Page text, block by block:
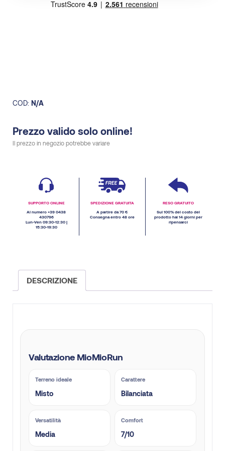
COD: N/A
Prezzo valido solo online!
Il prezzo in negozio potrebbe variare
SUPPORTO ONLINE
Al numero +39 0438
430796
Lun-Ven 09:30-12:30 |
15:30-19:30
SPEDIZIONE GRATUITA
A partire da 70 €
Consegna entro 48 ore
RESO GRATUITO
Sul 100% del costo del
prodotto hai 14 giorni per
ripensarci
DESCRIZIONE
Valutazione MioMioRun
Terreno ideale
Misto
Carattere
Bilanciata
Versatilità
Media
Comfort
7/10